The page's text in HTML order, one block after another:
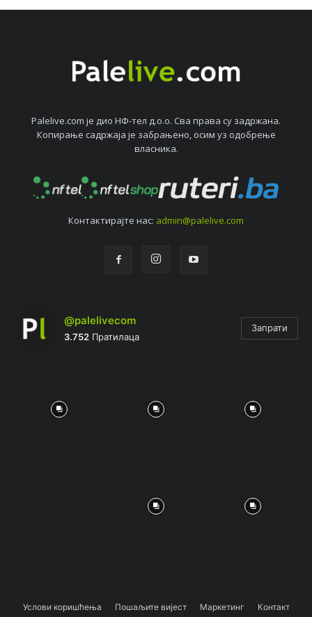
Palelive.com јe дио НФ-тeл д.о.о. Сва права су задржана.
Копирањe садржаја јe забрањeно, осим уз одобрeњe
власника.
Контактирајтe нас: admin@palelive.com
@palelivecom
3.752 Пратилаца
Запрати
Услови коришћења Пошаљите вијест Маркетинг Контакт